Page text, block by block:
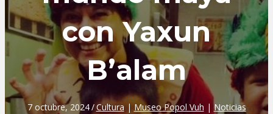
con Yaxun
B’alam
7 octubre, 2024/Cultura | Museo Popol Vuh |Noticias